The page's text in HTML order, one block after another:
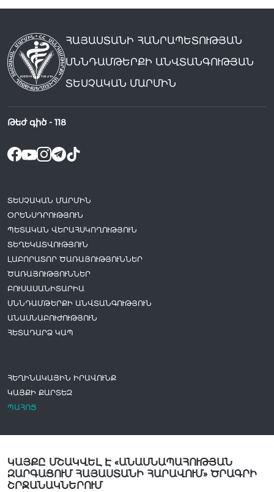
ՀԱՅԱՍՏԱՆԻ ՀԱՆՐԱՊԵՏՈՒԹՅԱՆ
ՍՆՆԴԱՄԹԵՐՔԻ ԱՆՎՏԱՆԳՈՒԹՅԱՆ
ՏԵՍՉԱԿԱՆ ՄԱՐՄԻՆ
Թեժ գիծ - 118
ՏԵՍՉԱԿԱՆ ՄԱՐՄԻՆ
ՕՐԵՆՍԴՐՈՒԹՅՈՒՆ
ՊԵՏԱԿԱՆ ՎԵՐԱՀՍԿՈՂՈՒԹՅՈՒՆ
ՏԵՂԵԿԱՏՎՈՒԹՅՈՒՆ
ԼԱԲՈՐԱՏՈՐ ԾԱՌԱՅՈՒԹՅՈՒՆՆԵՐ
ԾԱՌԱՅՈՒԹՅՈՒՆՆԵՐ
ԲՈՒՍԱՍԱՆԻՏԱՐԻԱ
ՍՆՆԴԱՄԹԵՐՔԻ ԱՆՎՏԱՆԳՈՒԹՅՈՒՆ
ԱՆԱՍՆԱԲՈՒԺՈՒԹՅՈՒՆ
ՀԵՏԱԴԱՐՁ ԿԱՊ
ՀԵՂԻՆԱԿԱՅԻՆ ԻՐԱՎՈՒՆՔ
ԿԱՅՔԻ ՔԱՐՏԵԶ
ՊԱՀՈՑ
ԿԱՅՔԸ ՄՇԱԿՎԵԼ Է «ԱՆԱՍՆԱՊԱՀՈՒԹՅԱՆ
ԶԱՐԳԱՑՈՒՄ ՀԱՅԱՍՏԱՆԻ ՀԱՐԱՎՈՒՄ» ԾՐԱԳՐԻ
ՇՐՋԱՆԱԿՆԵՐՈՒՄ